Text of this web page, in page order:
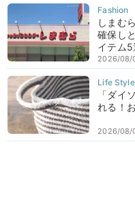
しまむ
確保し
イテム5
2026/08/
「ダイ
れる！
2026/08/